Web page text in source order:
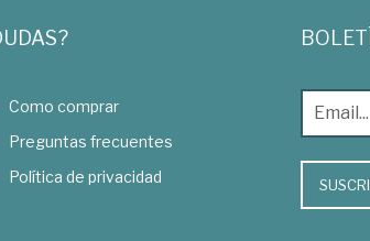
Como comprar
Preguntas frecuentes
Política de privacidad